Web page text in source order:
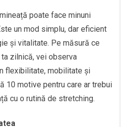
poate face minuni
un mod simplu, dar eficient
și vitalitate. Pe măsură ce
zilnică, vei observa
flexibilitate, mobilitate și
10 motive pentru care ar trebui
cu o rutină de stretching.